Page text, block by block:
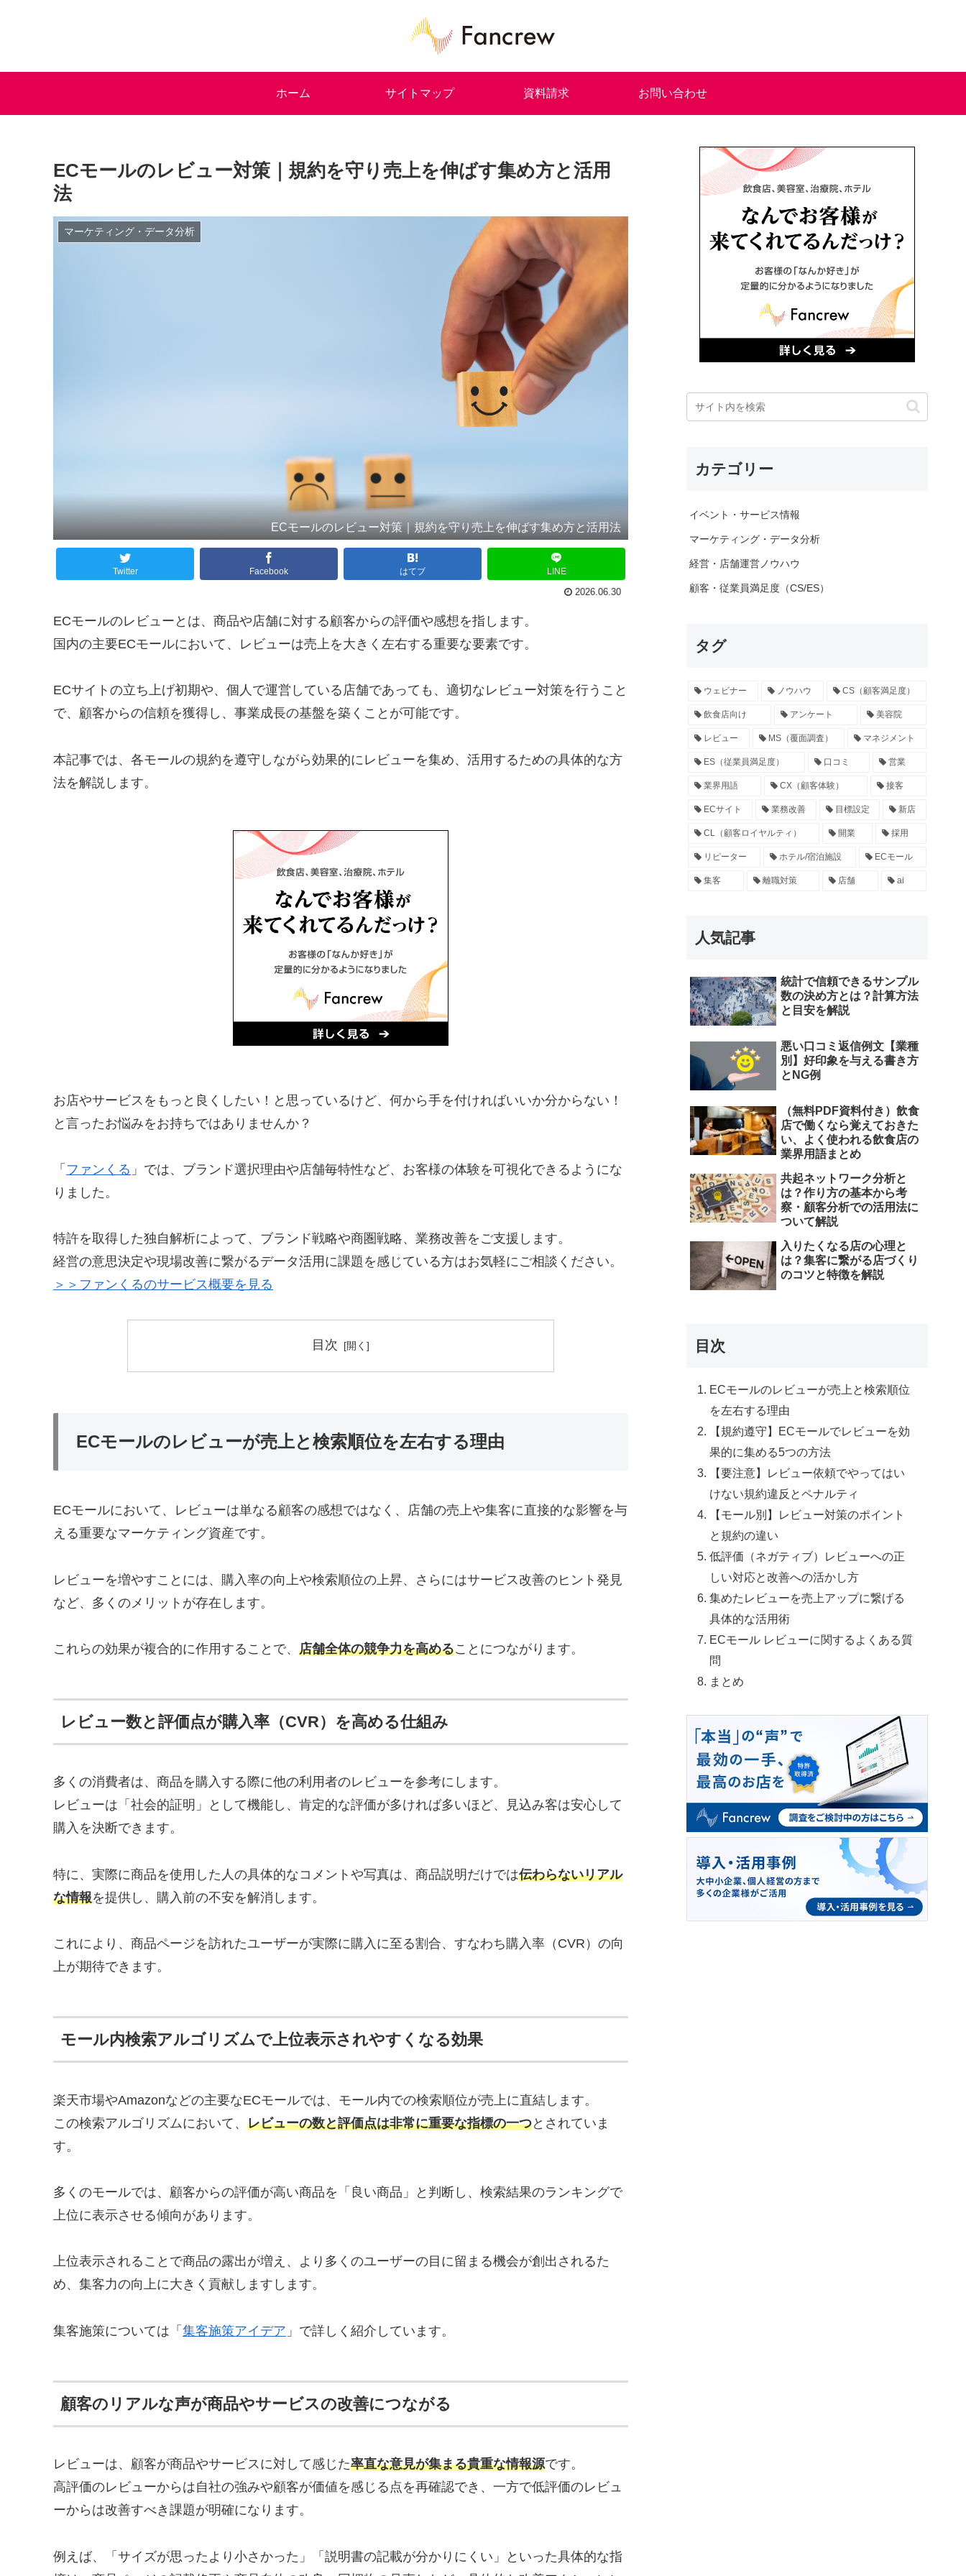
ホーム サイトマップ 資料請求 お問い合わせ
ECモールのレビュー対策｜規約を守り売上を伸ばす集め方と活用
法
マーケティング・データ分析
ECモールのレビュー対策｜規約を守り売上を伸ばす集め方と活用法
Twitter Facebook はてブ LINE
2026.06.30
ECモールのレビューとは、商品や店舗に対する顧客からの評価や感想を指します。
国内の主要ECモールにおいて、レビューは売上を大きく左右する重要な要素です。
ECサイトの立ち上げ初期や、個人で運営している店舗であっても、適切なレビュー対策を行うこと
で、顧客からの信頼を獲得し、事業成長の基盤を築くことが可能です。
本記事では、各モールの規約を遵守しながら効果的にレビューを集め、活用するための具体的な方
法を解説します。
お店やサービスをもっと良くしたい！と思っているけど、何から手を付ければいいか分からない！
と言ったお悩みをお持ちではありませんか？
「 ファンくる 」では、ブランド選択理由や店舗毎特性など、お客様の体験を可視化できるようにな
りました。
特許を取得した独自解析によって、ブランド戦略や商圏戦略、業務改善をご支援します。
経営の意思決定や現場改善に繋がるデータ活用に課題を感じている方はお気軽にご相談ください。
＞＞ファンくるのサービス概要を見る
目次
ECモールのレビューが売上と検索順位を左右する理由
ECモールにおいて、レビューは単なる顧客の感想ではなく、店舗の売上や集客に直接的な影響を与
える重要なマーケティング資産です。
レビューを増やすことには、購入率の向上や検索順位の上昇、さらにはサービス改善のヒント発見
など、多くのメリットが存在します。
これらの効果が複合的に作用することで、 店舗全体の競争力を高めることにつながります。
レビュー数と評価点が購入率（CVR）を高める仕組み
多くの消費者は、商品を購入する際に他の利用者のレビューを参考にします。
レビューは「社会的証明」として機能し、肯定的な評価が多ければ多いほど、見込み客は安心して
購入を決断できます。
特に、実際に商品を使用した人の具体的なコメントや写真は、商品説明だけでは伝わらないリアル
な情報を提供し、購入前の不安を解消します。
これにより、商品ページを訪れたユーザーが実際に購入に至る割合、すなわち購入率（CVR）の向
上が期待できます。
モール内検索アルゴリズムで上位表示されやすくなる効果
楽天市場やAmazonなどの主要なECモールでは、モール内での検索順位が売上に直結します。
この検索アルゴリズムにおいて、 レビューの数と評価点は非常に重要な指標の一つとされていま
す。
多くのモールでは、顧客からの評価が高い商品を「良い商品」と判断し、検索結果のランキングで
上位に表示させる傾向があります。
上位表示されることで商品の露出が増え、より多くのユーザーの目に留まる機会が創出されるた
め、集客力の向上に大きく貢献しますします。
集客施策については「 集客施策アイデア 」で詳しく紹介しています。
顧客のリアルな声が商品やサービスの改善につながる
レビューは、顧客が商品やサービスに対して感じた率直な意見が集まる貴重な情報源です。
高評価のレビューからは自社の強みや顧客が価値を感じる点を再確認でき、一方で低評価のレビュ
ーからは改善すべき課題が明確になります。
例えば、「サイズが思ったより小さかった」「説明書の記載が分かりにくい」といった具体的な指
カテゴリー
イベント・サービス情報
マーケティング・データ分析
経営・店舗運営ノウハウ
顧客・従業員満足度（CS/ES）
タグ
ウェビナー ノウハウ CS（顧客満足度）
飲食店向け アンケート 美容院
レビュー MS（覆面調査） マネジメント
ES（従業員満足度） 口コミ 営業
業界用語 CX（顧客体験） 接客
ECサイト 業務改善 目標設定 新店
CL（顧客ロイヤルティ） 開業 採用
リピーター ホテル/宿泊施設 ECモール
集客 離職対策 店舗 ai
人気記事
統計で信頼できるサンプル
数の決め方とは？計算方法
と目安を解説
悪い口コミ返信例文【業種
別】好印象を与える書き方
とNG例
（無料PDF資料付き）飲食
店で働くなら覚えておきた
い、よく使われる飲食店の
業界用語まとめ
共起ネットワーク分析と
は？作り方の基本から考
察・顧客分析での活用法に
ついて解説
入りたくなる店の心理と
は？集客に繋がる店づくり
のコツと特徴を解説
目次
ECモールのレビューが売上と検索順位
を左右する理由
【規約遵守】ECモールでレビューを効
果的に集める5つの方法
【要注意】レビュー依頼でやってはい
けない規約違反とペナルティ
【モール別】レビュー対策のポイント
と規約の違い
低評価（ネガティブ）レビューへの正
しい対応と改善への活かし方
集めたレビューを売上アップに繋げる
具体的な活用術
ECモール レビューに関するよくある質
問
まとめ